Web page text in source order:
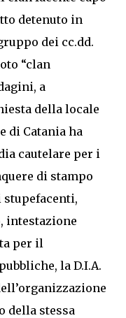
detenuto in
dei cc.dd.
“clan
a
della locale
di Catania ha
cautelare per i
di stampo
intestazione
per il
la D.I.A.
della stessa